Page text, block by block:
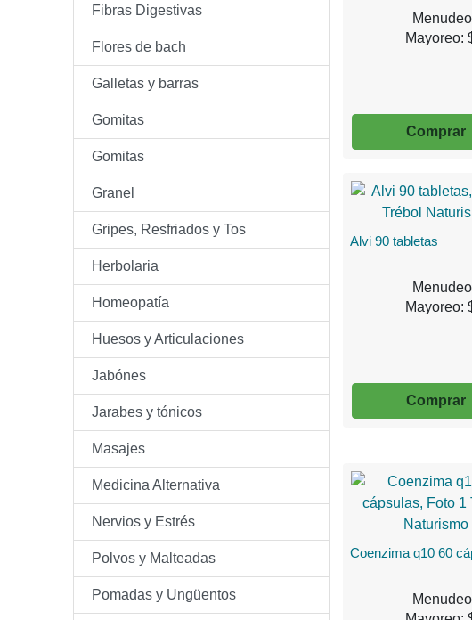
Fibras Digestivas
Flores de bach
Galletas y barras
Gomitas
Gomitas
Granel
Gripes, Resfriados y Tos
Herbolaria
Homeopatía
Huesos y Articulaciones
Jabónes
Jarabes y tónicos
Masajes
Medicina Alternativa
Nervios y Estrés
Polvos y Malteadas
Pomadas y Ungüentos
Mayoreo:
Comprar
Alvi 90 tabletas
Mayoreo:
Comprar
Coenzima q10 60